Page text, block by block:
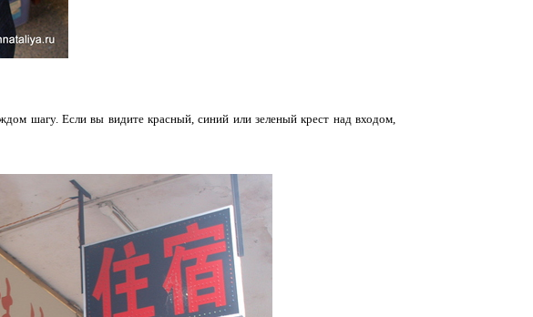
шагу. Если вы видите красный, синий или зеленый крест над входом,